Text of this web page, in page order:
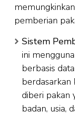
pemberian
Sistem
ini
berbasis
berdasarkan
diberi pakan
badan, usia,